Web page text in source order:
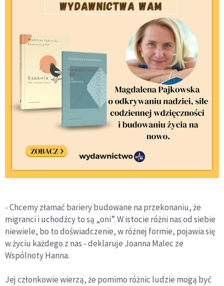
- Chcemy złamać bariery budowane na przekonaniu, że
migranci i uchodźcy to są „oni”. W istocie różni nas od siebie
niewiele, bo to doświadczenie, w różnej formie, pojawia się
w życiu każdego z nas - deklaruje Joanna Malec ze
Wspólnoty Hanna.
Jej członkowie wierzą, że pomimo różnic ludzie mogą być